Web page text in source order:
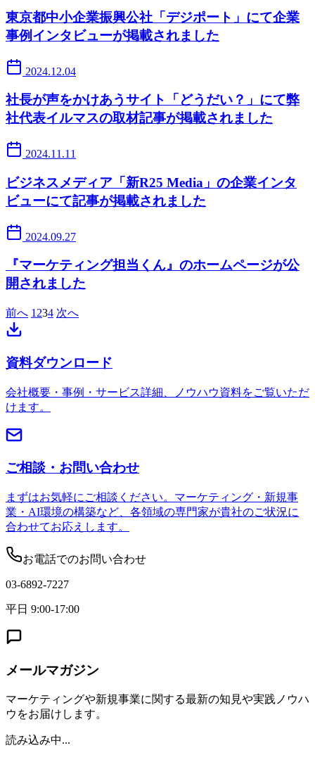
東京都中小企業振興公社「デジポート」にて企業
事例インタビューが掲載されました
2024.12.04
社長が声をかけあうサイト「どうだい？」にて弊
社代表イルマスの取材記事が掲載されました
2024.11.11
ビジネスメディア「新R25 Media」の企業インタ
ビューにて記事が掲載されました
2024.09.27
『マーケティング担当くん』のホームページが公
開されました
前へ 1 234 次へ
資料ダウンロード
会社概要・事例・サービス詳細、ノウハウ資料をご覧いただ
けます。
ご相談・お問い合わせ
まずはお気軽にご相談ください。マーケティング・新規事
業・AI環境の構築など、各領域の専門家が貴社のご状況に
合わせてお応えします。
お電話でのお問い合わせ
03-6892-7227
平日 9:00-17:00
メールマガジン
マーケティングや新規事業に関する最新の知見や実践ノウハ
ウをお届けします。
読み込み中...